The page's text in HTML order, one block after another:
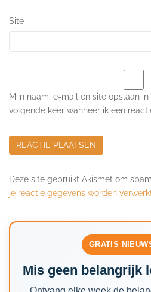
Site
Mijn naam, e-mail en site opslaan
volgende keer wanneer ik een
Deze site gebruikt Akismet om
je reactie gegevens worden
GRATIS
Mis geen belangrijk